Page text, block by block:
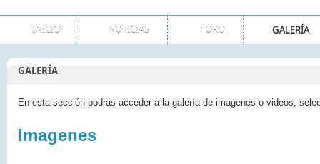
INICIO NOTICIAS FORO GALERÍA
GALERÍA
En esta sección podras acceder a la galería de imagenes o videos,
Imagenes